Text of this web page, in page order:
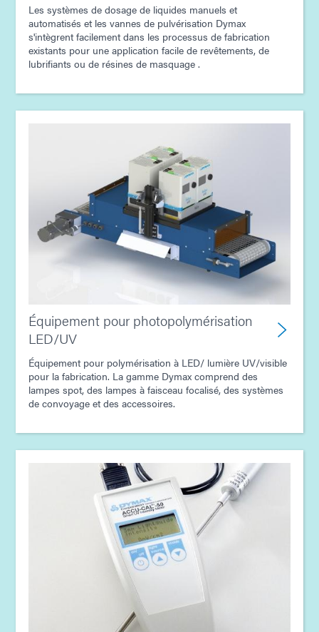
Guide : Équipement de photopolymérisation
(Asie|EN)
Guide : Équipement de dosage (Asie | FR)
Guide : Assemblage de produits électroniques grand
Guide : Assemblage électronique (Asie|FR)
Les systèmes de dosage de liquides manuels et
automatisés et les vannes de pulvérisation Dymax
s'intègrent facilement dans les processus de fabrication
existants pour une application facile de revêtements, de
lubrifiants ou de résines de masquage .
Équipement pour photopolymérisation
LED/UV
Équipement pour polymérisation à LED/ lumière UV/visible
pour la fabrication. La gamme Dymax comprend des
lampes spot, des lampes à faisceau focalisé, des systèmes
de convoyage et des accessoires.